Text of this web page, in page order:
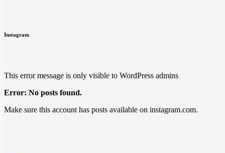
Instagram
This error message is only visible to WordPress admins
Error: No posts found.
Make sure this account has posts available on instagram.com.